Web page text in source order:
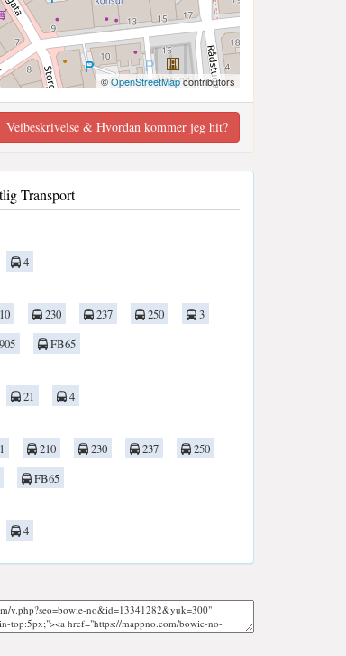
©OpenStreetMapcontributors
Veibeskrivelse & Hvordan kommer jeg hit?
Transport
4
230 237 250
3
905
FB65
21
4
210 230 237
250
FB65
4